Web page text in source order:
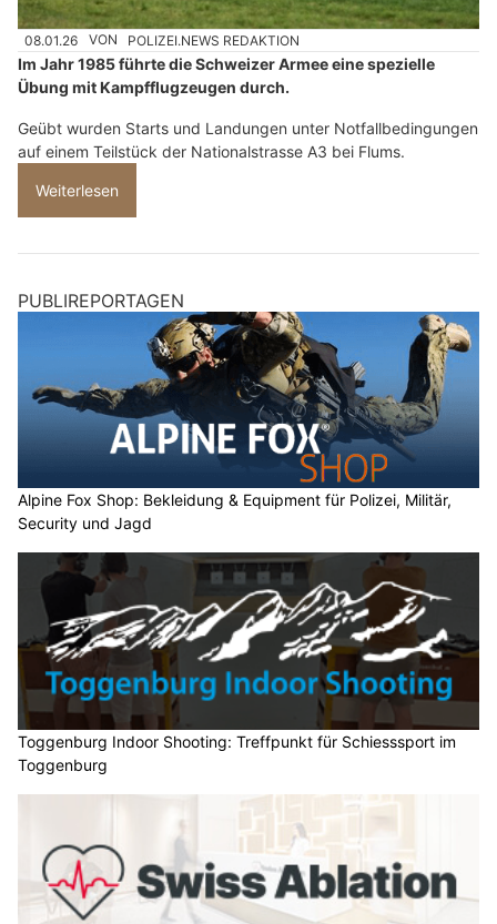
08.01.26 VON POLIZEI.NEWS REDAKTION
Im Jahr 1985 führte die Schweizer Armee eine spezielle
Übung mit Kampfflugzeugen durch.
Geübt wurden Starts und Landungen unter Notfallbedingungen
auf einem Teilstück der Nationalstrasse A3 bei Flums.
Weiterlesen
PUBLIREPORTAGEN
Alpine Fox Shop: Bekleidung & Equipment für Polizei, Militär,
Security und Jagd
Toggenburg Indoor Shooting: Treffpunkt für Schiesssport im
Toggenburg